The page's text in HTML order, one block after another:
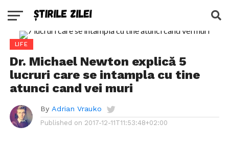
LIFE
Dr. Michael Newton explică 5
lucruri care se intampla cu tine
atunci cand vei muri
By Adrian Vrauko
Published on 2017-12-11T11:53:48+02:00